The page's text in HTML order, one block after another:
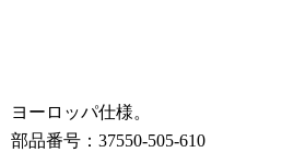
ヨーロッパ仕様。
部品番号：37550-505-610